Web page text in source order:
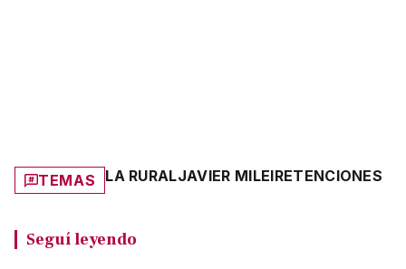
TEMAS LA RURALJAVIER MILEIRETENCIONES
Seguí leyendo